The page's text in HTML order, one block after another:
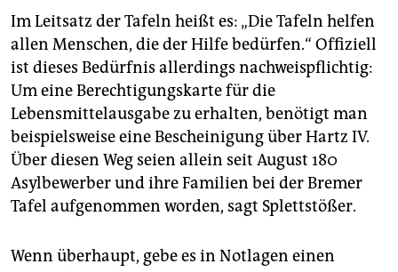
institutionalisierte Dauereinrichtungen und
Lückenbüßer für sozialstaatliche Sicherung
missbraucht wird.
Die Tafeln werten esals Erfolg, dass immer mehr
Menschen ihre Dienste in Anspruch nehmen. Dabei
sei genau das ein Symbol mangelhafter
Armutsbekämpfung.
Im Leitsatz der Tafeln heißt es: „Die Tafeln helfen
allen Menschen, die der Hilfe bedürfen.“ Offiziell
ist dieses Bedürfnis allerdings nachweispflichtig:
Um eine Berechtigungskarte für die
Lebensmittelausgabe zu erhalten, benötigt man
beispielsweise eine Bescheinigung über Hartz IV.
Über diesen Weg seien allein seit August 180
Asylbewerber und ihre Familien bei der Bremer
Tafel aufgenommen worden, sagt Splettstößer.
Wenn überhaupt, gebe es in Notlagen einen